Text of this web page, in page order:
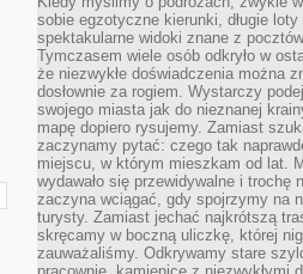
sobie egzotyczne kierunki, długie
spektakularne widoki znane z
Tymczasem wiele osób odkryło w
że niezwykłe doświadczenia można
dosłownie za rogiem. Wystarczy
swojego miasta jak do nieznanej
mapę dopiero rysujemy. Zamiast
zaczynamy pytać: czego tak
miejscu, w którym mieszkam od lat.
wydawało się przewidywalne i trochę
zaczyna wciągać, gdy spojrzymy na
turysty. Zamiast jechać najkrótszą
skręcamy w boczną uliczkę, której
zauważaliśmy. Odkrywamy stare